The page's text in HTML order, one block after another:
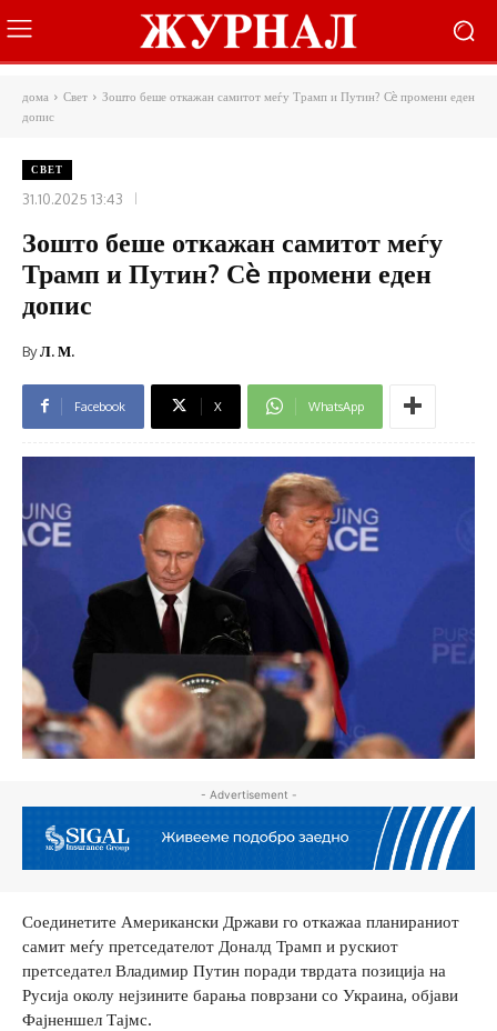
дома Свет
Зошто беше откажан самитот меѓу Трамп и Путин? Сè промени еден
допис
СВЕТ
31.10.2025 13:43
Зошто беше откажан самитот меѓу
Трамп и Путин? Сè промени еден
допис
ByЛ. М.
Facebook X WhatsApp
- Advertisement -
Соединетите Американски Држави го откажаа планираниот
самит меѓу претседателот Доналд Трамп и рускиот
претседател Владимир Путин поради тврдата позиција на
Русија околу нејзините барања поврзани со Украина, објави
Фајненшел Тајмс.